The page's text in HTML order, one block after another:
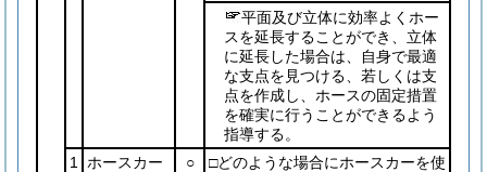
平面及び立体に効率よくホー
スを延長することができ、立体
に延長した場合は、自身で最適
な支点を見つける、若しくは支
点を作成し、ホースの固定措置
を確実に行うことができるよう
指導する。
1
ホースカー
○
□どのような場合にホースカーを使